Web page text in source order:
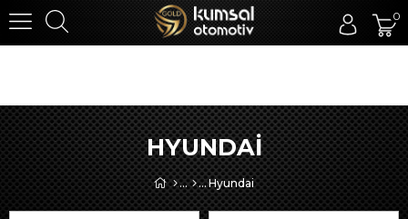
0
HYUNDAI
Hyundai